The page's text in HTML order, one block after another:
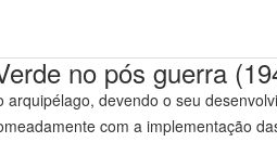
no pós guerra
devendo o seu
com a implementação